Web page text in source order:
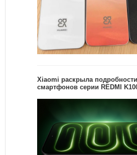
Xiaomi раскрыла
смартфонов серии REDMI